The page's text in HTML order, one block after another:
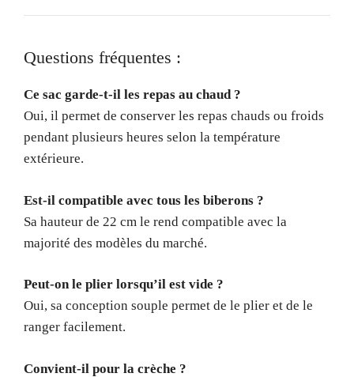
Questions fréquentes :
Ce sac garde-t-il les repas au chaud ?
Oui, il permet de conserver les repas chauds ou froids
pendant plusieurs heures selon la température
extérieure.
Est-il compatible avec tous les biberons ?
Sa hauteur de 22 cm le rend compatible avec la
majorité des modèles du marché.
Peut-on le plier lorsqu’il est vide ?
Oui, sa conception souple permet de le plier et de le
ranger facilement.
Convient-il pour la crèche ?